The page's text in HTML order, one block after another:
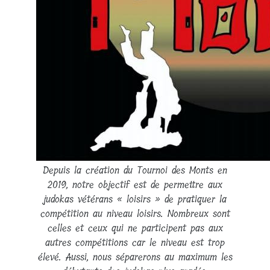
Depuis la création du Tournoi des Monts en
2019, notre objectif est de permettre aux
judokas vétérans « loisirs » de pratiquer la
compétition au niveau loisirs. Nombreux sont
celles et ceux qui ne participent pas aux
autres compétitions car le niveau est trop
élevé. Aussi, nous séparerons au maximum les